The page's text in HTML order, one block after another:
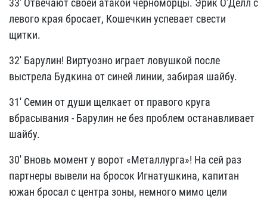
33' Отвечают своей атакой черноморцы. Эрик О'Делл с
левого края бросает, Кошечкин успевает свести
щитки.
32' Барулин! Виртуозно играет ловушкой после
выстрела Будкина от синей линии, забирая шайбу.
31' Семин от души щелкает от правого круга
вбрасывания - Барулин не без проблем останавливает
шайбу.
30' Вновь момент у ворот «Металлурга»! На сей раз
партнеры вывели на бросок Игнатушкина, капитан
южан бросал с центра зоны, немного мимо цели